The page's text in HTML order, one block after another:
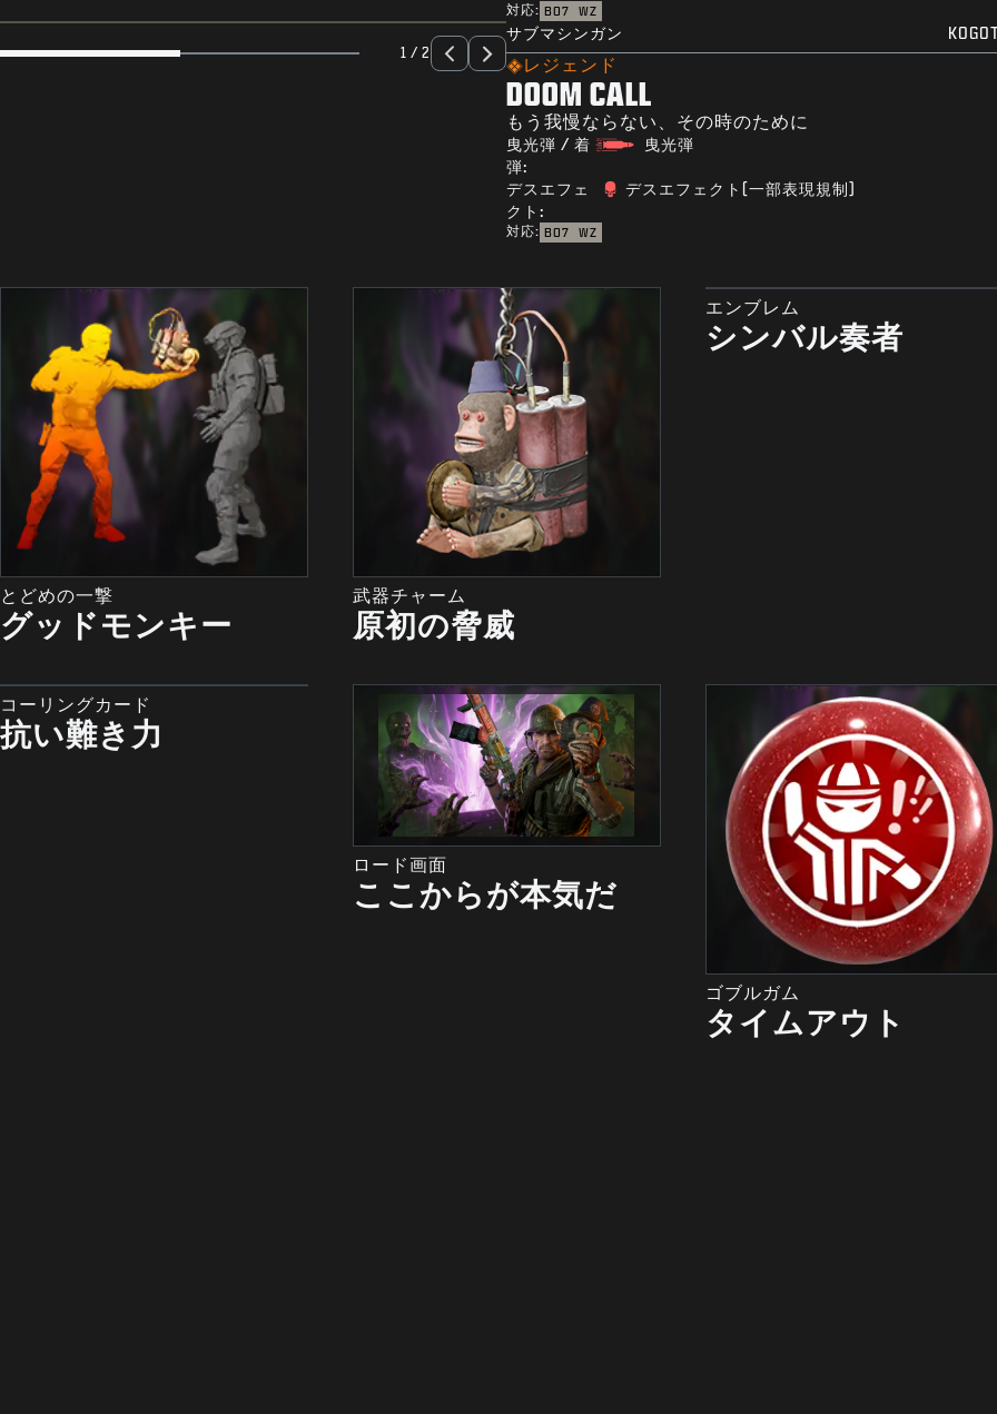
対応: BO7 WZ
1 / 2
サブマシンガン
レジェンド
DOOM CALL
もう我慢ならない、その時のために
曳光弾 / 着
弾:
曳光弾
デスエフェ
クト:
デスエフェクト(一部表現規制)
対応: BO7 WZ
とどめの一撃
グッドモンキー
武器チャーム
原初の脅威
エンブレム
シンバル奏者
コーリングカード
抗い難き力
ロード画面
ここからが本気だ
ゴブルガム
タイムアウト